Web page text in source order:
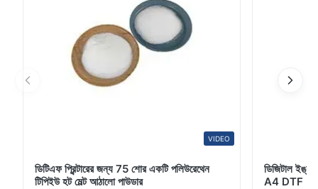
VIDEO
ডিটিএফ প্রিন্টারের জন্য 75 শোর একটি পলিউরেথেন
টিপিইউ হট মেল্ট আঠালো পাউডার
ডিজিটাল
A4 DTF